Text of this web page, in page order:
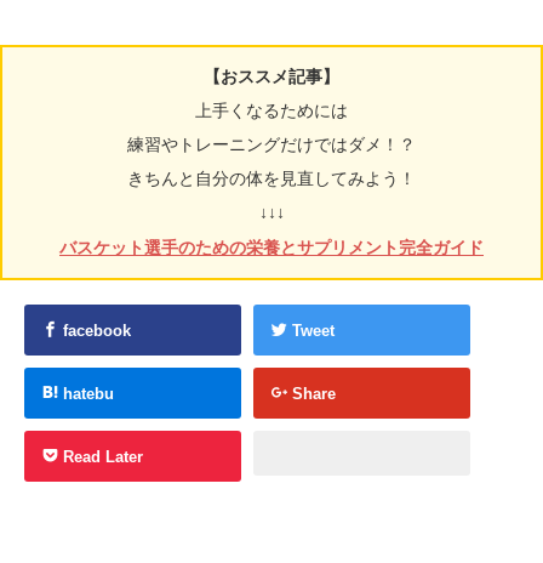
【おススメ記事】
上手くなるためには
練習やトレーニングだけではダメ！？
きちんと自分の体を見直してみよう！
↓↓↓
バスケット選手のための栄養とサプリメント完全ガイド
facebook Tweet
hatebu Share
Read Later